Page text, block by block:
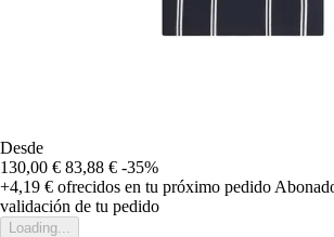
Desde
130,00 € 83,88 € -35%
+4,19 € ofrecidos en tu próximo pedido
validación de tu pedido
Loading...